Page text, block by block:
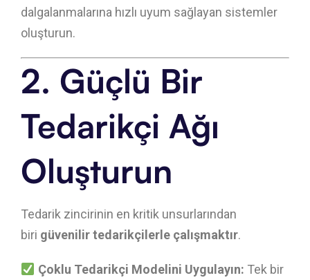
dalgalanmalarına hızlı uyum sağlayan sistemler
oluşturun.
2. Güçlü Bir
Tedarikçi Ağı
Oluşturun
Tedarik zincirinin en kritik unsurlarından
biri güvenilir tedarikçilerle çalışmaktır.
Çoklu Tedarikçi Modelini Uygulayın: Tek bir